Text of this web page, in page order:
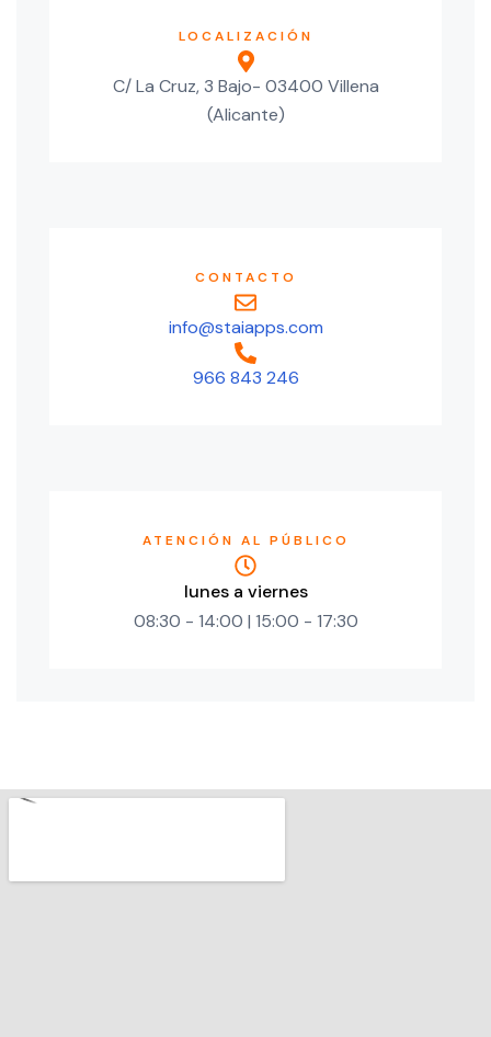
LOCALIZACIÓN
C/ La Cruz, 3 Bajo- 03400 Villena
(Alicante)
CONTACTO
info@staiapps.com
966 843 246
ATENCIÓN AL PÚBLICO
lunes a viernes
08:30 - 14:00 | 15:00 - 17:30